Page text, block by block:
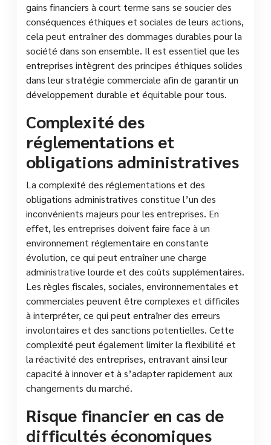
gains financiers à court terme sans se soucier des
conséquences éthiques et sociales de leurs actions,
cela peut entraîner des dommages durables pour la
société dans son ensemble. Il est essentiel que les
entreprises intègrent des principes éthiques solides
dans leur stratégie commerciale afin de garantir un
développement durable et équitable pour tous.
Complexité des
réglementations et
obligations administratives
La complexité des réglementations et des
obligations administratives constitue l’un des
inconvénients majeurs pour les entreprises. En
effet, les entreprises doivent faire face à un
environnement réglementaire en constante
évolution, ce qui peut entraîner une charge
administrative lourde et des coûts supplémentaires.
Les règles fiscales, sociales, environnementales et
commerciales peuvent être complexes et difficiles
à interpréter, ce qui peut entraîner des erreurs
involontaires et des sanctions potentielles. Cette
complexité peut également limiter la flexibilité et
la réactivité des entreprises, entravant ainsi leur
capacité à innover et à s’adapter rapidement aux
changements du marché.
Risque financier en cas de
difficultés économiques